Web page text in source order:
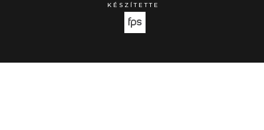
KÉSZÍTETTE